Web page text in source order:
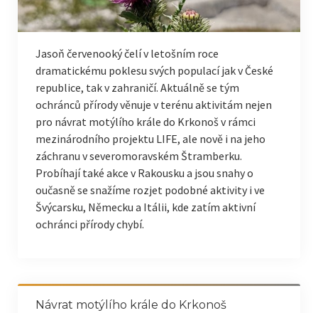
Jasoň červenooký čelí v letošním roce
dramatickému poklesu svých populací jak v České
republice, tak v zahraničí. Aktuálně se tým
ochránců přírody věnuje v terénu aktivitám nejen
pro návrat motýlího krále do Krkonoš v rámci
mezinárodního projektu LIFE, ale nově i na jeho
záchranu v severomoravském Štramberku.
Probíhají také akce v Rakousku a jsou snahy o
oučasně se snažíme rozjet podobné aktivity i ve
Švýcarsku, Německu a Itálii, kde zatím aktivní
ochránci přírody chybí.
Návrat motýlího krále do Krkonoš